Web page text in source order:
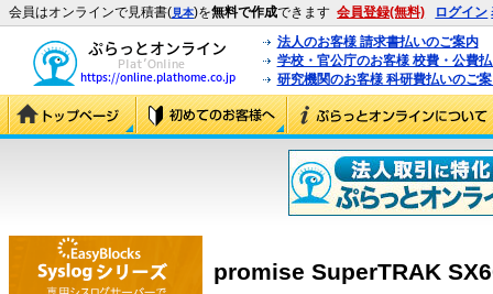
会員はオンラインで見積書(見本)を無料で作成できます 会員登録(無料) ログイン
法人のお客様 請求書払いのご案内
学校・官公庁のお客様 校費・公費
研究機関のお客様 科研費払いのご
promise SuperTRAK